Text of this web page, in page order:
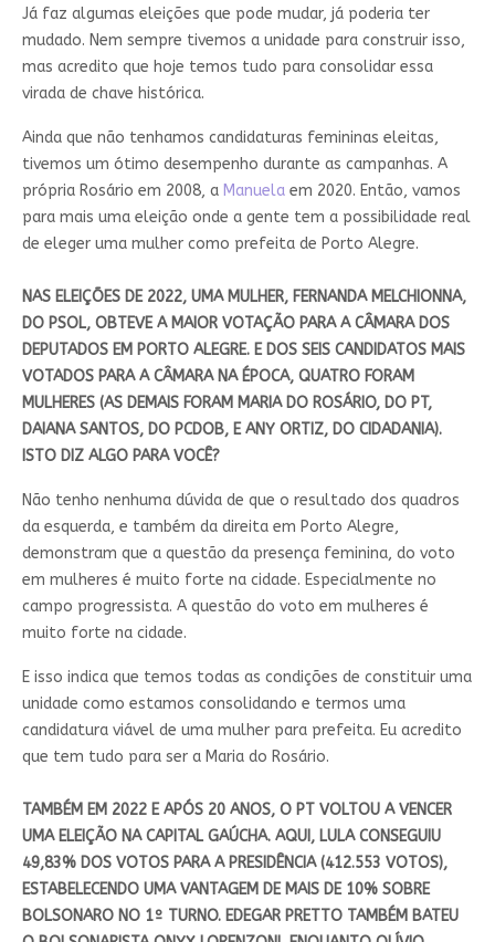
Já faz algumas eleições que pode mudar, já poderia ter
mudado. Nem sempre tivemos a unidade para construir isso,
mas acredito que hoje temos tudo para consolidar essa
virada de chave histórica.
Ainda que não tenhamos candidaturas femininas eleitas,
tivemos um ótimo desempenho durante as campanhas. A
própria Rosário em 2008, a Manuelaem 2020. Então, vamos
para mais uma eleição onde a gente tem a possibilidade real
de eleger uma mulher como prefeita de Porto Alegre.
NAS ELEIÇÕES DE 2022, UMA MULHER, FERNANDA MELCHIONNA,
DO PSOL, OBTEVE A MAIOR VOTAÇÃO PARA A CÂMARA DOS
DEPUTADOS EM PORTO ALEGRE. E DOS SEIS CANDIDATOS MAIS
VOTADOS PARA A CÂMARA NA ÉPOCA, QUATRO FORAM
MULHERES (AS DEMAIS FORAM MARIA DO ROSÁRIO, DO PT,
DAIANA SANTOS, DO PCDOB, E ANY ORTIZ, DO CIDADANIA).
ISTO DIZ ALGO PARA VOCÊ?
Não tenho nenhuma dúvida de que o resultado dos quadros
da esquerda, e também da direita em Porto Alegre,
demonstram que a questão da presença feminina, do voto
em mulheres é muito forte na cidade. Especialmente no
campo progressista. A questão do voto em mulheres é
muito forte na cidade.
E isso indica que temos todas as condições de constituir uma
unidade como estamos consolidando e termos uma
candidatura viável de uma mulher para prefeita. Eu acredito
que tem tudo para ser a Maria do Rosário.
TAMBÉM EM 2022 E APÓS 20 ANOS, O PT VOLTOU A VENCER
UMA ELEIÇÃO NA CAPITAL GAÚCHA. AQUI, LULA CONSEGUIU
49,83% DOS VOTOS PARA A PRESIDÊNCIA (412.553 VOTOS),
ESTABELECENDO UMA VANTAGEM DE MAIS DE 10% SOBRE
BOLSONARO NO 1º TURNO. EDEGAR PRETTO TAMBÉM BATEU